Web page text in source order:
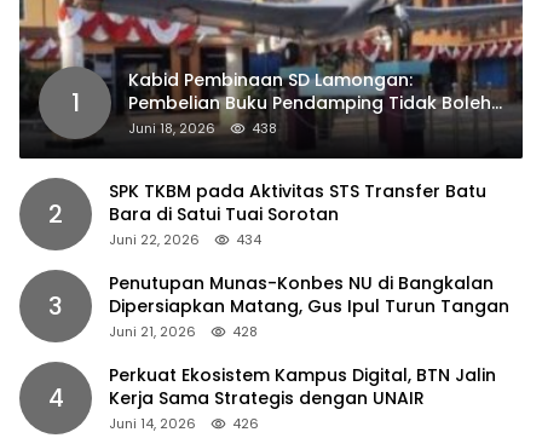
1
Kabid Pembinaan SD Lamongan:
Pembelian Buku Pendamping Tidak Boleh
Dipaksakan
Juni 18, 2026 438
2
SPK TKBM pada Aktivitas STS Transfer Batu
Bara di Satui Tuai Sorotan
Juni 22, 2026 434
3
Penutupan Munas-Konbes NU di Bangkalan
Dipersiapkan Matang, Gus Ipul Turun Tangan
Juni 21, 2026 428
4
Perkuat Ekosistem Kampus Digital, BTN Jalin
Kerja Sama Strategis dengan UNAIR
Juni 14, 2026 426